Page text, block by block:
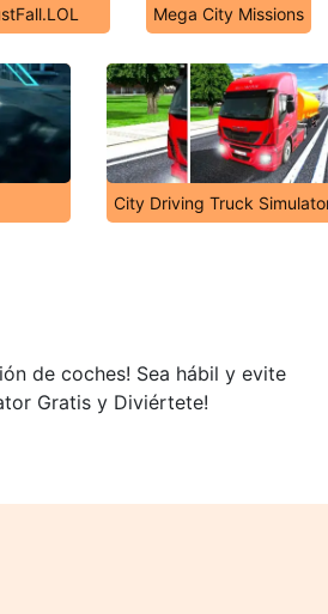
Mega City Missions
City Driving Truck
de coches! Sea hábil y evite
Gratis y Diviértete!